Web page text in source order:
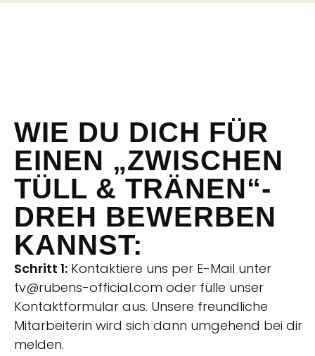
WIE DU DICH FÜR
EINEN „ZWISCHEN
TÜLL & TRÄNEN“-
DREH BEWERBEN
KANNST:
Schritt 1: Kontaktiere uns per E-Mail unter
tv@rubens-official.com oder fülle unser
Kontaktformular aus. Unsere freundliche
Mitarbeiterin wird sich dann umgehend bei dir
melden.